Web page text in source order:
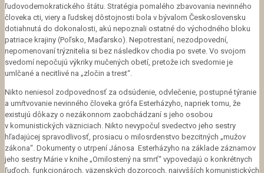
ľudovodemokratického štátu. Stratégia pomalého zbavovania nevinného
človeka cti, viery a ľudskej dôstojnosti bola v bývalom Československu
dotiahnutá do dokonalosti, akú nepoznali ostatné do východného bloku
patriace krajiny (Poľsko, Maďarsko). Nepotrestaní, nezodpovední,
nepomenovaní trýznitelia si bez následkov chodia po svete. Vo svojom
svedomí nepočujú výkriky mučených obetí, pretože ich svedomie je
umlčané a necitlivé na „zločin a trest“.
Nikto neniesol zodpovednosť za odsúdenie, odvlečenie, postupné týranie
a umŕtvovanie nevinného človeka grófa Esterházyho, napriek tomu, že
existujú dôkazy o nezákonnom zaobchádzaní s jeho osobou
v komunistických väzniciach. Nikto nevypočul svedectvo jeho sestry
hľadajúcej spravodlivosť, prosiacu o milosrdenstvo bezcitných „mužov
zákona“. Dokumenty o utrpení Jánosa Esterházyho na základe záznamov
jeho sestry Márie v knihe „Omilostený na smrť“ vypovedajú o konkrétnych
ľuďoch, funkcionároch, väzenských dozorcoch, najvyšších komunistických